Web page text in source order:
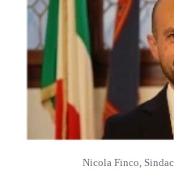
Nicola Finco,